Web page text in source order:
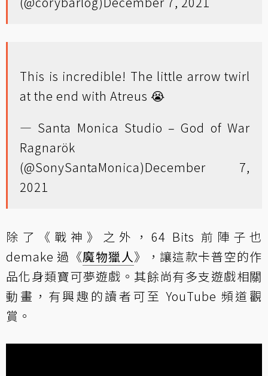
This is incredible! The little arrow twirl
at the end with Atreus 😭
— Santa Monica Studio – God of War
Ragnarök
(@SonySantaMonica)December 7,
2021
除了《戰神》之外，64 Bits 前陣子也
demake 過《魔物獵人》，讓這款卡普空的作
品化身類寶可夢遊戲。其餘尚有多支遊戲相關
動畫，有興趣的讀者可至 YouTube 頻道觀
賞。